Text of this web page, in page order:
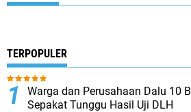
TERPOPULER
Warga dan Perusahaan Dalu 10 B
Sepakat Tunggu Hasil Uji DLH